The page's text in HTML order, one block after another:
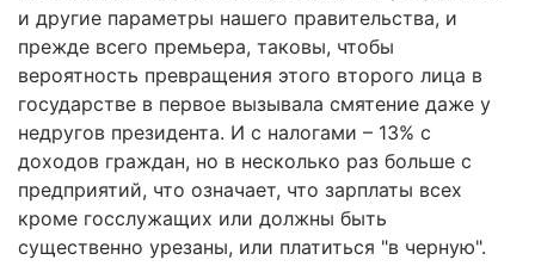
и другие параметры нашего правительства, и
прежде всего премьера, таковы, чтобы
вероятность превращения этого второго лица в
государстве в первое вызывала смятение даже у
недругов президента. И с налогами – 13% с
доходов граждан, но в несколько раз больше с
предприятий, что означает, что зарплаты всех
кроме госслужащих или должны быть
существенно урезаны, или платиться "в черную".